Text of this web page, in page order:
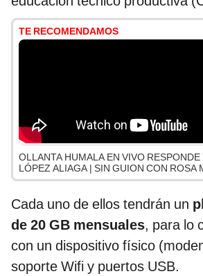
TE RECOMENDAMOS
OLLANTA HUMALA EN VIVO RESPONDE
LÓPEZ ALIAGA | SIN GUION CON ROSA
Cada uno de ellos tendrán un
de 20 GB mensuales, para lo
con un dispositivo físico
soporte Wifi y puertos USB.